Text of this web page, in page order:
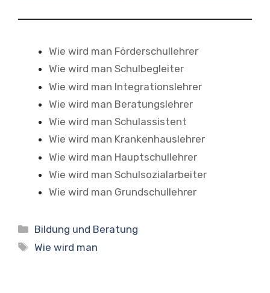
Wie wird man Förderschullehrer
Wie wird man Schulbegleiter
Wie wird man Integrationslehrer
Wie wird man Beratungslehrer
Wie wird man Schulassistent
Wie wird man Krankenhauslehrer
Wie wird man Hauptschullehrer
Wie wird man Schulsozialarbeiter
Wie wird man Grundschullehrer
Kategorien
Bildung und Beratung
Schlagwörter
Wie wird man